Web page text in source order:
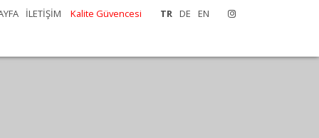
TR DE EN
İLETİŞİM Kalite Güvencesi